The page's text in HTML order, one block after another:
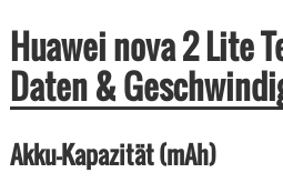
Huawei nova 2 Lite
Daten &
Akku-Kapazität (mAh)